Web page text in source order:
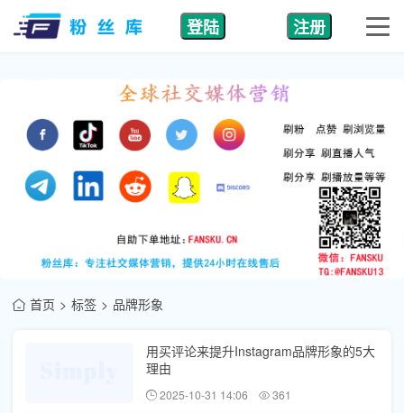
登陆 注册
首页 标签 品牌形象
用买评论来提升Instagram品牌形象的5大
理由
2025-10-31 14:06 361